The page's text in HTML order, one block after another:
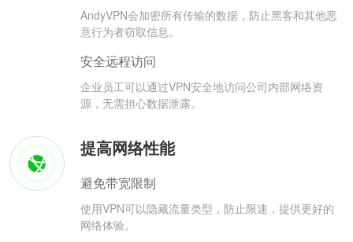
AndyVPN会加密所有传输的数据，防止黑客和其他恶
意行为者窃取信息。
安全远程访问
企业员工可以通过VPN安全地访问公司内部网络资
源，无需担心数据泄露。
提高网络性能
避免带宽限制
使用VPN可以隐藏流量类型，防止限速，提供更好的
网络体验。